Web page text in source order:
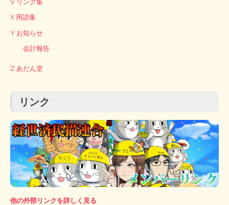
V リンク集
X 用語集
Y お知らせ
会計報告
Z あだん堂
リンク
他の外部リンクを詳しく見る